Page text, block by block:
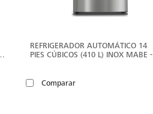
REFRIGERADOR AUTOMÁTICO 14
PIES CÚBICOS (410 L) INOX MABE -
Comparar